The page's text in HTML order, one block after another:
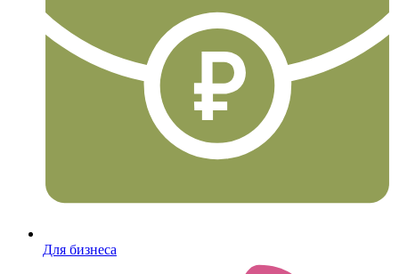
Для бизнеса